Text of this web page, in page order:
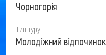
Чорногорія
Тип туру
Молодіжний відпочинок